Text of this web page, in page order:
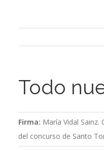
Todo
Firma: María Vidal Sainz.
del concurso de Santo